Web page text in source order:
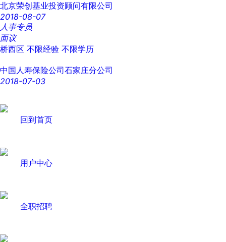
北京荣创基业投资顾问有限公司
2018-08-07
人事专员
面议
桥西区 不限经验 不限学历
中国人寿保险公司石家庄分公司
2018-07-03
回到首页
用户中心
全职招聘